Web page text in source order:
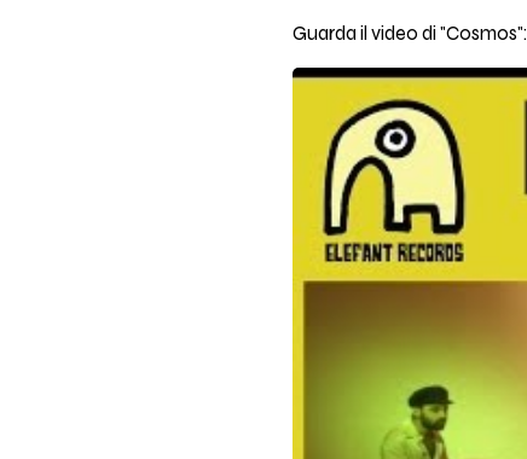
Guarda il video di "Cosmos":